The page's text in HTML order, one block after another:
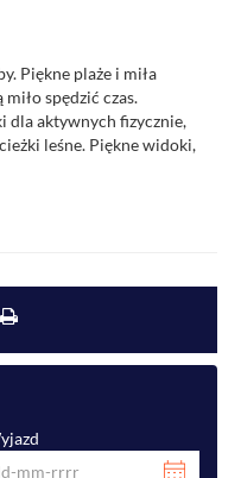
Piękne plaże i miła
spędzić czas.
dla aktywnych fizycznie,
leśne. Piękne widoki,